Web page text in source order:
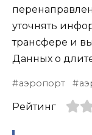
уточнять
трансфере и
Данных о
аэропорт
Рейтинг